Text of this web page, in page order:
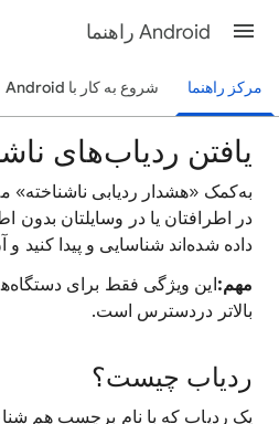
Android راهنما
مرکز راهنما شروع به کار با Android
یافتن ردیاب‌های
به‌کمک «هشدار ردیابی ناشناخته»
در اطرافتان یا در وسایلتان بدون
داده شده‌اند شناسایی و پیدا کنید و
مهم:
بالاتر دردسترس است.
ردیاب چیست؟
یک ردیاب که با نام برچسب هم